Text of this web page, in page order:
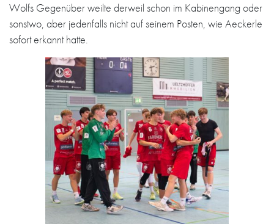
Wolfs Gegenüber weilte derweil schon im Kabinengang oder
sonstwo, aber jedenfalls nicht auf seinem Posten, wie Aeckerle
sofort erkannt hatte.